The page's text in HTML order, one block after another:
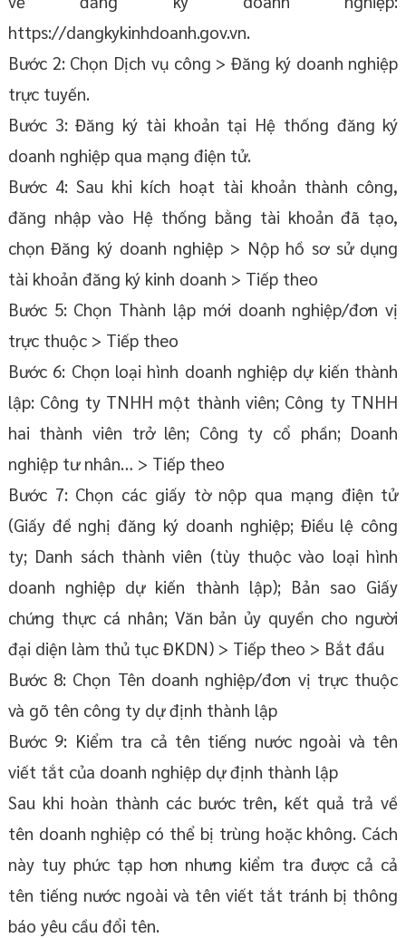
https://dangkykinhdoanh.gov.vn.
Bước 2: Chọn Dịch vụ công > Đăng ký doanh nghiệp
trực tuyến.
Bước 3: Đăng ký tài khoản tại Hệ thống đăng ký
doanh nghiệp qua mạng điện tử.
Bước 4: Sau khi kích hoạt tài khoản thành công,
đăng nhập vào Hệ thống bằng tài khoản đã tạo,
chọn Đăng ký doanh nghiệp > Nộp hồ sơ sử dụng
tài khoản đăng ký kinh doanh > Tiếp theo
Bước 5: Chọn Thành lập mới doanh nghiệp/đơn vị
trực thuộc > Tiếp theo
Bước 6: Chọn loại hình doanh nghiệp dự kiến thành
lập: Công ty TNHH một thành viên; Công ty TNHH
hai thành viên trở lên; Công ty cổ phần; Doanh
nghiệp tư nhân… > Tiếp theo
Bước 7: Chọn các giấy tờ nộp qua mạng điện tử
(Giấy đề nghị đăng ký doanh nghiệp; Điều lệ công
ty; Danh sách thành viên (tùy thuộc vào loại hình
doanh nghiệp dự kiến thành lập); Bản sao Giấy
chứng thực cá nhân; Văn bản ủy quyền cho người
đại diện làm thủ tục ĐKDN) > Tiếp theo > Bắt đầu
Bước 8: Chọn Tên doanh nghiệp/đơn vị trực thuộc
và gõ tên công ty dự định thành lập
Bước 9: Kiểm tra cả tên tiếng nước ngoài và tên
viết tắt của doanh nghiệp dự định thành lập
Sau khi hoàn thành các bước trên, kết quả trả về
tên doanh nghiệp có thể bị trùng hoặc không. Cách
này tuy phức tạp hơn nhưng kiểm tra được cả cả
tên tiếng nước ngoài và tên viết tắt tránh bị thông
báo yêu cầu đổi tên.